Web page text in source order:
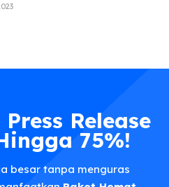
Release
75%!
besar tanpa menguras